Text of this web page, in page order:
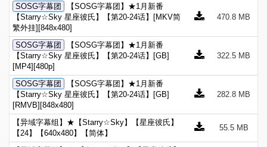
SOSG字幕团
【SOSG字幕团】★1月新番
【Starry☆Sky 星座彼氏】【第20-24话】[MKV简
繁外挂][848x480]
470.8 MB
SOSG字幕团
【SOSG字幕团】★1月新番
【Starry☆Sky 星座彼氏】【第20-24话】[GB]
[MP4][480p]
322.5 MB
SOSG字幕团
【SOSG字幕团】★1月新番
【Starry☆Sky 星座彼氏】【第20-24话】[GB]
[RMVB][848x480]
282.8 MB
【异域字幕组】★【Starry☆Sky】【星座彼氏】
【24】【640x480】【简体】
55.5 MB